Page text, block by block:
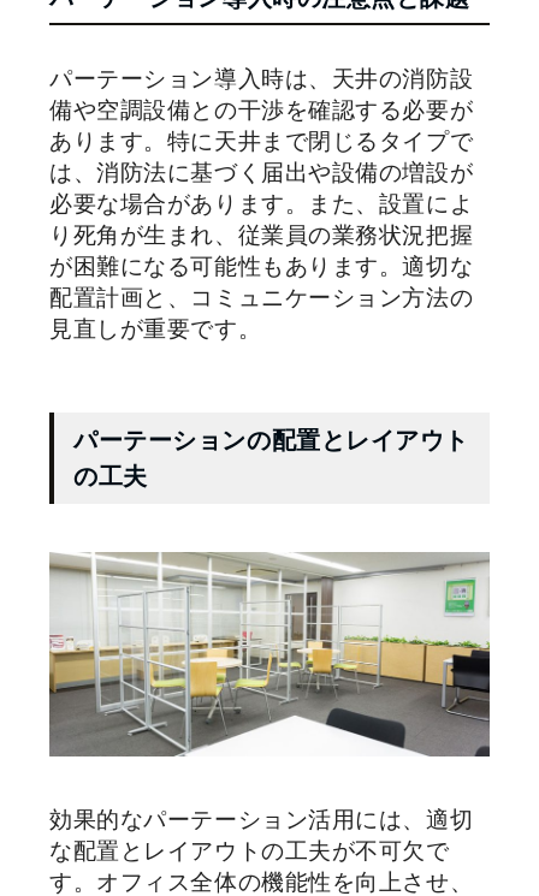
パーテーション導入時は、天井の消防設
備や空調設備との干渉を確認する必要が
あります。特に天井まで閉じるタイプで
は、消防法に基づく届出や設備の増設が
必要な場合があります。また、設置によ
り死角が生まれ、従業員の業務状況把握
が困難になる可能性もあります。適切な
配置計画と、コミュニケーション方法の
見直しが重要です。
パーテーションの配置とレイアウト
の工夫
効果的なパーテーション活用には、適切
な配置とレイアウトの工夫が不可欠で
す。オフィス全体の機能性を向上させ、